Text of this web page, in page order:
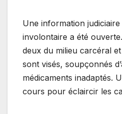
Une information
involontaire a été
deux du milieu carcéral
sont visés, soupçonnés
médicaments inadaptés.
cours pour éclaircir les